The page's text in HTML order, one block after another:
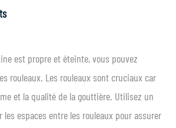
est propre et éteinte, vous pouvez
rouleaux. Les rouleaux sont cruciaux car
et la qualité de la gouttière. Utilisez un
les espaces entre les rouleaux pour assurer